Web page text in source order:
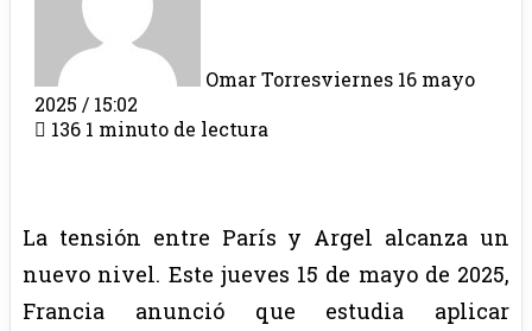
Omar Torresviernes 16 mayo
2025 / 15:02
136 1 minuto de lectura
La tensión entre París y Argel alcanza un
nuevo nivel. Este jueves 15 de mayo de 2025,
Francia anunció que estudia aplicar